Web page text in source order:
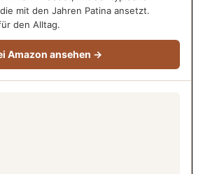
mit den Jahren Patina ansetzt.
den Alltag.
Amazon ansehen →